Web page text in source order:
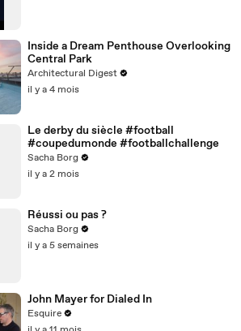
Inside a Dream Penthouse Overlooking
Central Park
Architectural Digest
il y a 4 mois
Le derby du siècle #football
#coupedumonde #footballchallenge
Sacha Borg
il y a 2 mois
Réussi ou pas ?
Sacha Borg
il y a 5 semaines
John Mayer for Dialed In
Esquire